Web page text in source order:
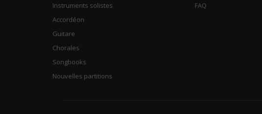
Instruments solistes
Accordéon
Guitare
Chorales
Songbooks
Nouvelles partitions
FAQ